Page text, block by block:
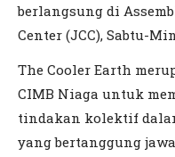
berlangsung di
Center (JCC), Sabtu-
The Cooler Earth
CIMB Niaga untuk
tindakan kolektif
yang bertanggung